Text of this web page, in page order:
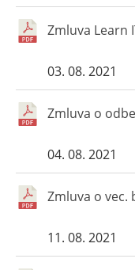
Zmluva Learn
03. 08. 2021
Zmluva o
04. 08. 2021
Zmluva o vec.
11. 08. 2021